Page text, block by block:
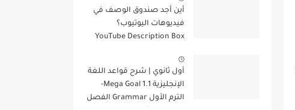
أين أجد صندوق الوصف في
فيديوهات اليوتيوب؟
YouTube Description Box
أول ثانوي | شرح قواعد اللغة
الإنجليزية 1.1 Mega Goal-
الترم الأول Grammar الفصل